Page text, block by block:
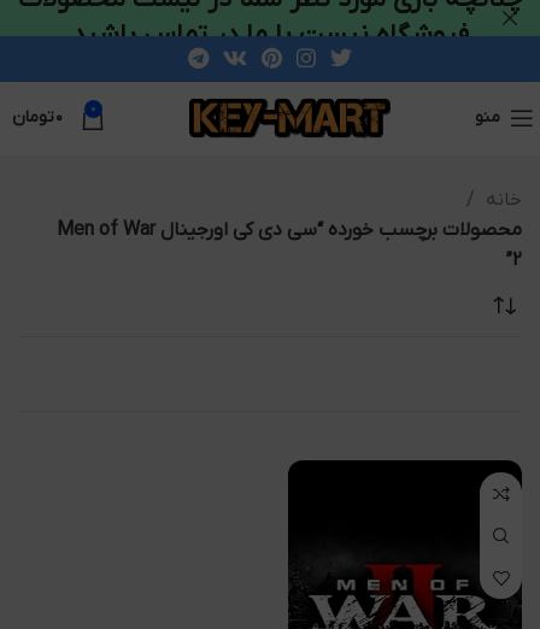
منو 0 ۰تومان
خانه
محصولات برچسب خورده “سی دی کی اورجینال Men of War
2”
فروشگاه نیست با ما در تماس باشید